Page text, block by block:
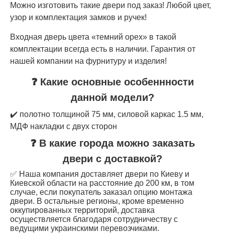
Можно изготовить такие двери под заказ! Любой цвет,
узор и комплектация замков и ручек!
Входная дверь цвета «темний орех» в такой
комплектации всегда есть в наличии. Гарантия от
нашей компании на фурнитуру и изделия!
❓ Какие основные особеннности
данной модели?
✔️ полотно толщиной 75 мм, силовой каркас 1.5 мм,
МДФ накладки с двух сторон
❓ В какие города можно заказать
двери с доставкой?
✅ Наша компания доставляет двери по Киеву и
Киевской области на расстояние до 200 км, в том
случае, если покупатель заказал опцию монтажа
двери. В остальные регионы, кроме временно
оккупированных территорий, доставка
осуществляется благодаря сотрудничеству с
ведущими украинскими перевозчиками.